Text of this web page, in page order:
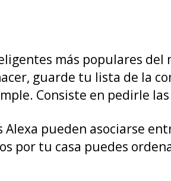
más populares
guarde tu lista de la
Consiste en pedirle las
pueden asociarse
por tu casa puedes